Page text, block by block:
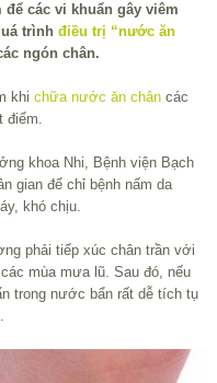
các vi khuẩn gây viêm
trình điều trị “nước ăn
ngón chân.
khi chữa nước ăn chân các
điểm.
khoa Nhi, Bệnh viện Bạch
gian để chỉ bệnh nấm da
khó chịu.
phải tiếp xúc chân trần với
mùa mưa lũ. Sau đó, nếu
trong nước bẩn rất dễ tích tụ